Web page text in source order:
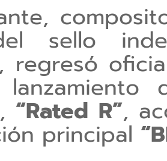
sello
, regresó
“Rated R”,
principal